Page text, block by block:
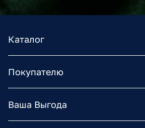
Каталог
Покупателю
Ваша Выгода